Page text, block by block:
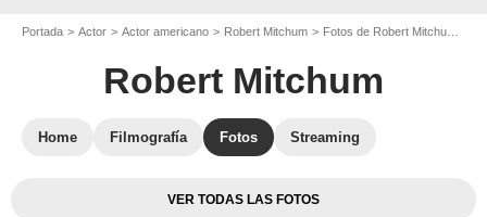
Portada Actor Actor americano Robert Mitchum Fotos de Robert Mitchum
Robert Mitchum
Home Filmografía Fotos Streaming
VER TODAS LAS FOTOS